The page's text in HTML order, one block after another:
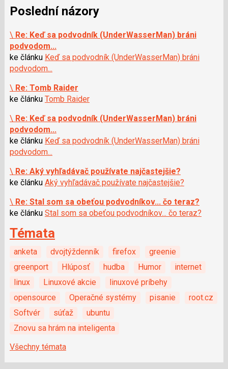
Poslední názory
\ Re: Keď sa podvodník (UnderWasserMan) bráni
podvodom...
ke článku Keď sa podvodník (UnderWasserMan) bráni
podvodom...
\ Re: Tomb Raider
ke článku Tomb Raider
\ Re: Keď sa podvodník (UnderWasserMan) bráni
podvodom...
ke článku Keď sa podvodník (UnderWasserMan) bráni
podvodom...
\ Re: Aký vyhľadávač používate najčastejšie?
ke článku Aký vyhľadávač používate najčastejšie?
\ Re: Stal som sa obeťou podvodníkov... čo teraz?
ke článku Stal som sa obeťou podvodníkov... čo teraz?
Témata
anketa dvojtýždenník firefox
greenie
greenport
Hlúposť hudba Humor
internet
linux
Linuxové akcie
linuxové príbehy
opensource
Operačné systémy pisanie
root.cz
Softvér
súťaž
ubuntu
Znovu sa hrám na inteligenta
Všechny témata